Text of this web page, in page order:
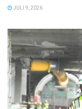
JULI 9, 2026